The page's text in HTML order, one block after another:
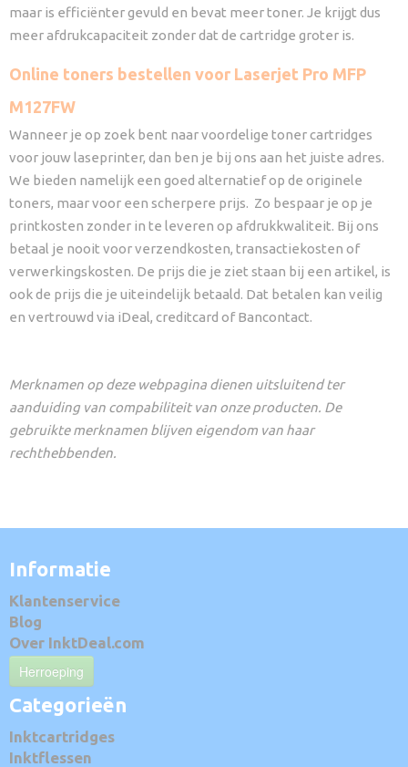
maar is efficiënter gevuld en bevat meer toner. Je krijgt dus
meer afdrukcapaciteit zonder dat de cartridge groter is.
Online toners bestellen voor Laserjet Pro MFP
M127FW
Wanneer je op zoek bent naar voordelige toner cartridges
voor jouw laseprinter, dan ben je bij ons aan het juiste adres.
We bieden namelijk een goed alternatief op de originele
toners, maar voor een scherpere prijs. Zo bespaar je op je
printkosten zonder in te leveren op afdrukkwaliteit. Bij ons
betaal je nooit voor verzendkosten, transactiekosten of
verwerkingskosten. De prijs die je ziet staan bij een artikel, is
ook de prijs die je uiteindelijk betaald. Dat betalen kan veilig
en vertrouwd via iDeal, creditcard of Bancontact.
Merknamen op deze webpagina dienen uitsluitend ter
aanduiding van compabiliteit van onze producten. De
gebruikte merknamen blijven eigendom van haar
rechthebbenden.
Informatie
Klantenservice
Blog
Over InktDeal.com
Herroeping
Categorieën
Inktcartridges
Inktflessen